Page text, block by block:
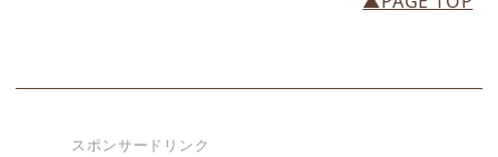
スポンサードリンク